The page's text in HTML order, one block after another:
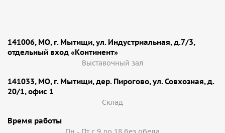
141006, МО, г. Мытищи, ул. Индустриальная, д.7/3,
отдельный вход «Континент»
Выставочный зал
141033, МО, г. Мытищи, дер. Пирогово, ул. Совхозная, д.
20/1, офис 1
Cклад
Время работы